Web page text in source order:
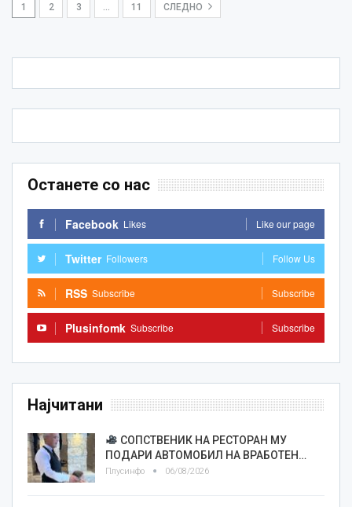
1 2 3 11 СЛЕДНО
Останете со нас
Facebook Likes Like our page
Twitter Followers Follow Us
RSS Subscribe Subscribe
Plusinfomk Subscribe Subscribe
Најчитани
СОПСТВЕНИК НА РЕСТОРАН МУ
ПОДАРИ АВТОМОБИЛ НА ВРАБОТЕН…
Плусинфо 06/08/2026